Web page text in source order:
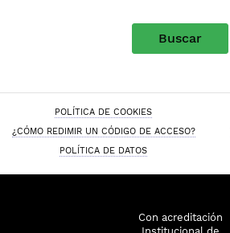
Buscar
POLÍTICA DE COOKIES
¿CÓMO REDIMIR UN CÓDIGO DE ACCESO?
POLÍTICA DE DATOS
Con acreditación